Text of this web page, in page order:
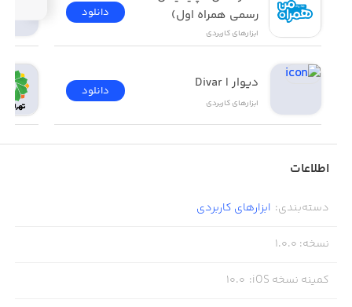
رسمی همراه اول)
ابزار‌های کاربردی
دانلود
دیوار | Divar
ابزار‌های کاربردی
دانلود
اطلاعات
دسته‌بندی: ابزار‌های کاربردی
نسخه:
1.0.0
کمینه نسخه iOS :
10.0